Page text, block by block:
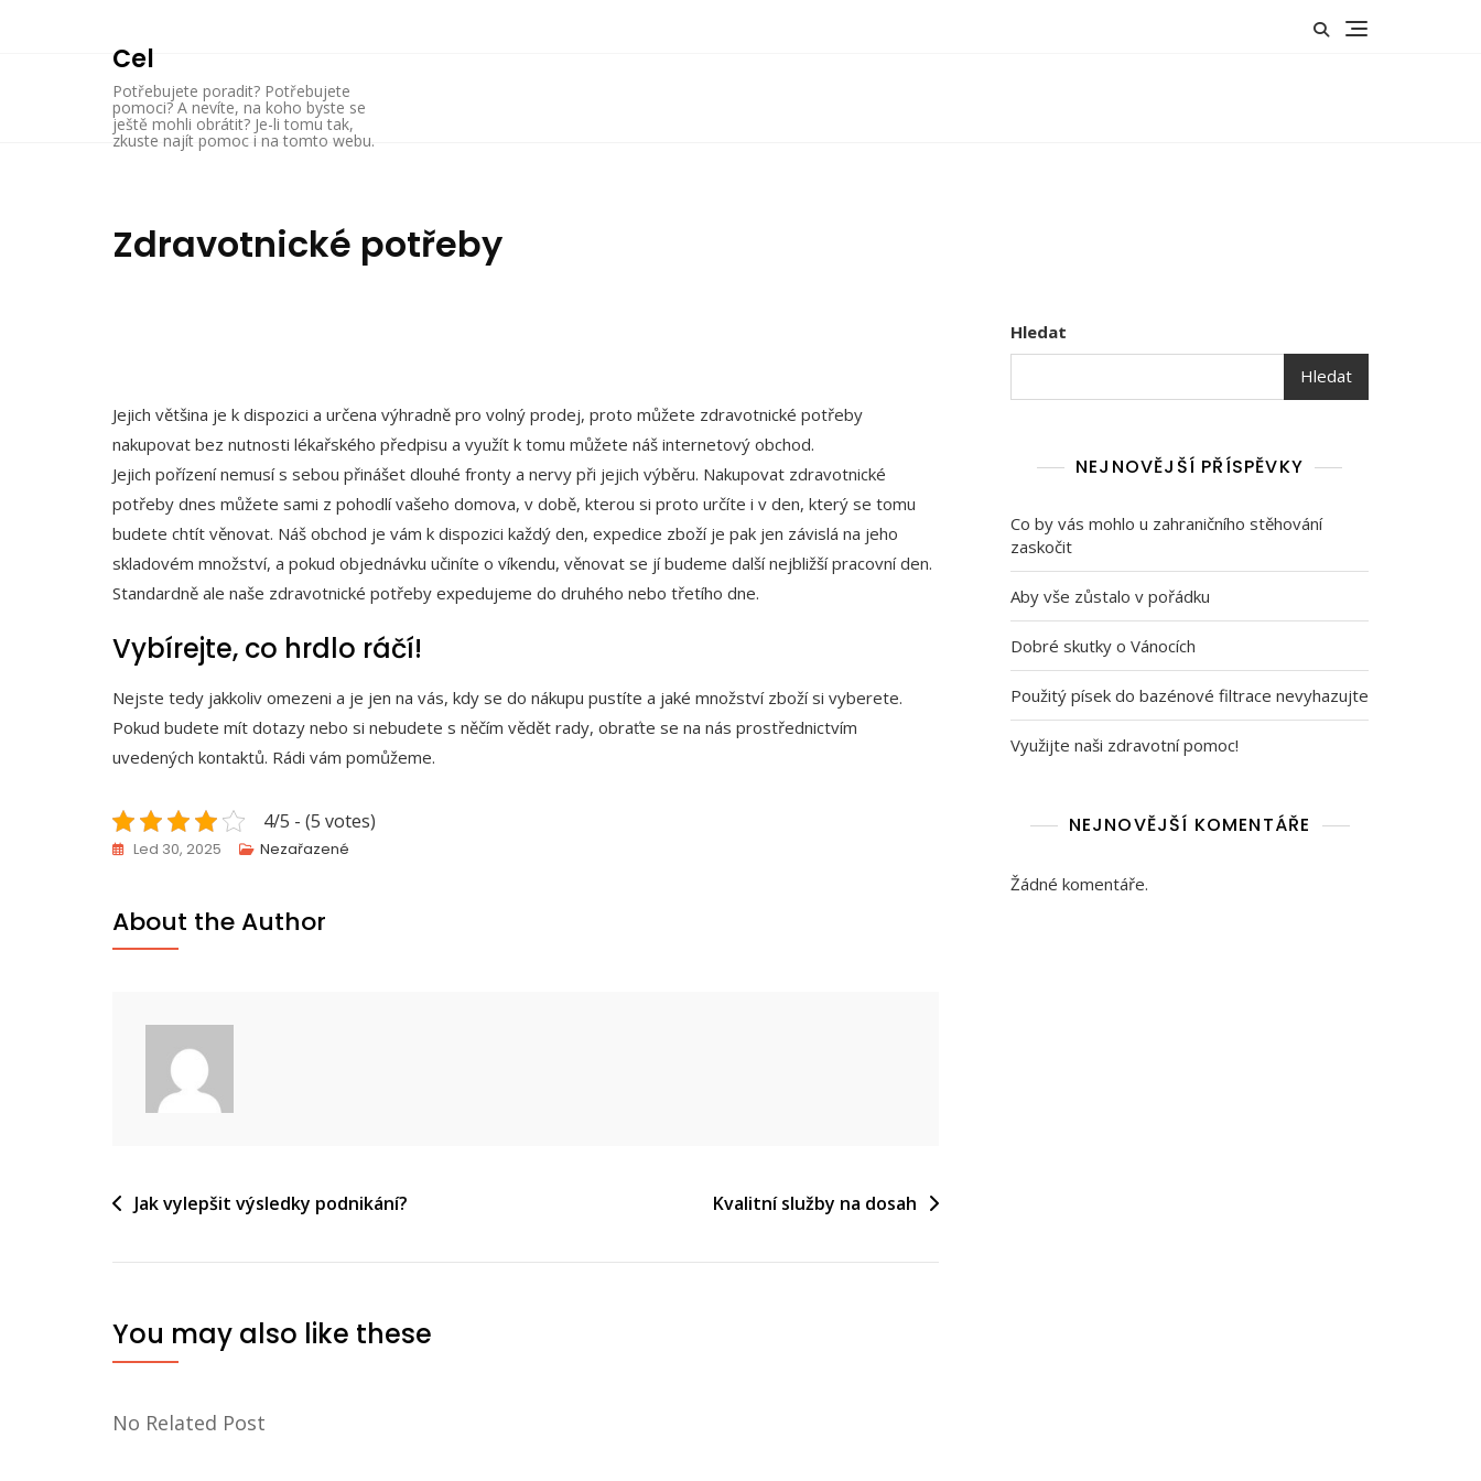
Cel
Potřebujete poradit? Potřebujete
pomoci? A nevíte, na koho byste se
ještě mohli obrátit? Je-li tomu tak,
zkuste najít pomoc i na tomto webu.
Zdravotnické potřeby
Jejich většina je k dispozici a určena výhradně pro volný prodej, proto můžete zdravotnické potřeby
nakupovat bez nutnosti lékařského předpisu a využít k tomu můžete náš internetový obchod.
Jejich pořízení nemusí s sebou přinášet dlouhé fronty a nervy při jejich výběru. Nakupovat zdravotnické
potřeby dnes můžete sami z pohodlí vašeho domova, v době, kterou si proto určíte i v den, který se tomu
budete chtít věnovat. Náš obchod je vám k dispozici každý den, expedice zboží je pak jen závislá na jeho
skladovém množství, a pokud objednávku učiníte o víkendu, věnovat se jí budeme další nejbližší pracovní den.
Standardně ale naše zdravotnické potřeby expedujeme do druhého nebo třetího dne.
Vybírejte, co hrdlo ráčí!
Nejste tedy jakkoliv omezeni a je jen na vás, kdy se do nákupu pustíte a jaké množství zboží si vyberete.
Pokud budete mít dotazy nebo si nebudete s něčím vědět rady, obraťte se na nás prostřednictvím
uvedených kontaktů. Rádi vám pomůžeme.
4/5 - (5 votes)
Led 30, 2025 Nezařazené
About the Author
Navigace
Jak vylepšit výsledky podnikání? Kvalitní služby na dosah
Hledat
Hledat
NEJNOVĚJŠÍ PŘÍSPĚVKY
Co by vás mohlo u zahraničního stěhování
zaskočit
Aby vše zůstalo v pořádku
Dobré skutky o Vánocích
Použitý písek do bazénové filtrace nevyhazujte
Využijte naši zdravotní pomoc!
NEJNOVĚJŠÍ KOMENTÁŘE
Žádné komentáře.
You may also like these
No Related Post